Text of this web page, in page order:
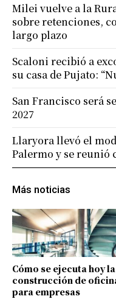
Más noticias
Cómo se ejecuta hoy la
construcción de
para empresas
Milei vuelve a la
sobre retenciones,
largo plazo
Scaloni recibió a
su casa de Pujato:
San Francisco será
2027
Llaryora llevó el
Palermo y se reunió